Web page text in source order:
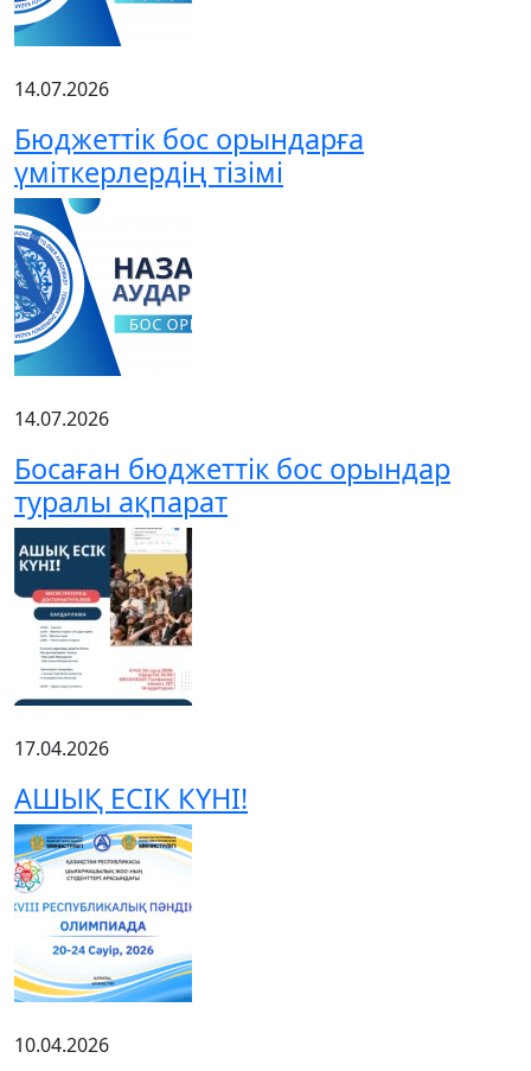
14.07.2026
Бюджеттік бос орындарға
үміткерлердің тізімі
14.07.2026
Босаған бюджеттік бос орындар
туралы ақпарат
17.04.2026
АШЫҚ ЕСІК КҮНІ!
10.04.2026